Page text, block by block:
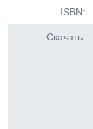
ISBN:
Скачать: